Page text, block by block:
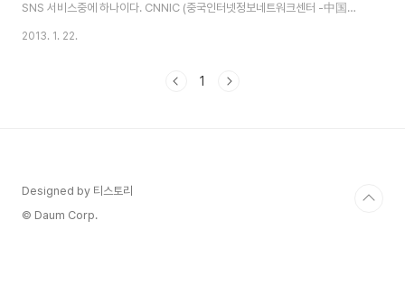
SNS 서비스중에 하나이다. CNNIC (중국인터넷정보네트워크센터 -中国互
联网信息中心)의 2013년 1월 자료를 확인해보면 인터넷 사용자 수는 5억
있으며 중국인들이 애용하는 SNS 플랫폼이라고 할 수 있다. 대륙의 대표 SNS
2013. 1. 22.
1
Designed by 티스토리
© Daum Corp.